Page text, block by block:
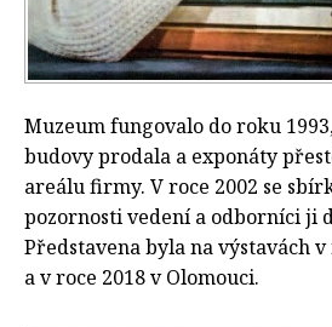
Muzeum fungovalo do roku
budovy prodala a exponáty
areálu firmy. V roce 2002 se
pozornosti vedení a odborníci ji
Představena byla na výstavách
a v roce 2018 v Olomouci.